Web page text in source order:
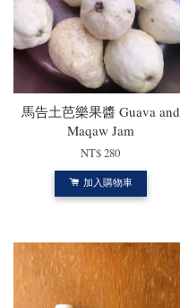
馬告土芭樂果醬 Guava and
Maqaw Jam
NT$ 280
加入購物車